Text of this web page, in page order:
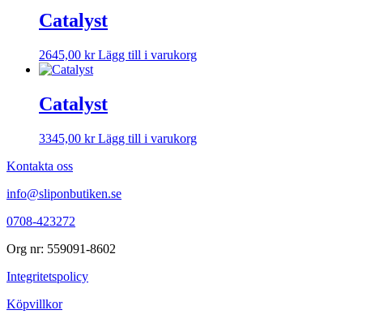
Catalyst
2645,00 kr Lägg till i varukorg
Catalyst
3345,00 kr Lägg till i varukorg
Kontakta oss
info@sliponbutiken.se
0708-423272
Org nr: 559091-8602
Integritetspolicy
Köpvillkor